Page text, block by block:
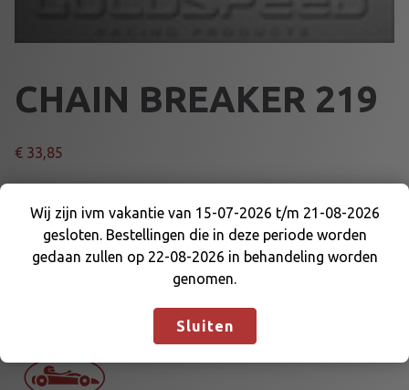
CHAIN BREAKER 219
€ 33,85
Voeg toe aan winkelmand
Artikelnummer:70012A Categorie: GEREEDSCHAP
Wij zijn ivm vakantie van 15-07-2026 t/m 21-08-
2026 gesloten. Bestellingen die in deze periode
worden gedaan zullen op 22-08-2026 in
behandeling worden genomen.Negeren
Wij zijn ivm vakantie van 15-07-2026 t/m 21-08-2026
gesloten. Bestellingen die in deze periode worden
gedaan zullen op 22-08-2026 in behandeling worden
genomen.
Sluiten